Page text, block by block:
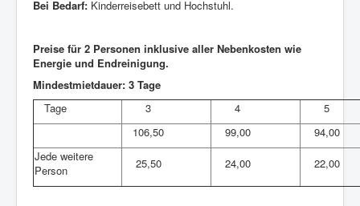
Bei Bedarf: Kinderreisebett und Hochstuhl.
Preise für 2 Personen inklusive aller Nebenkosten wie
Energie und Endreinigung.
Mindestmietdauer: 3 Tage
Tage
3 4
5
106,50
99,00
94,00
Jede weitere
Person
25,50 24,00 22,00